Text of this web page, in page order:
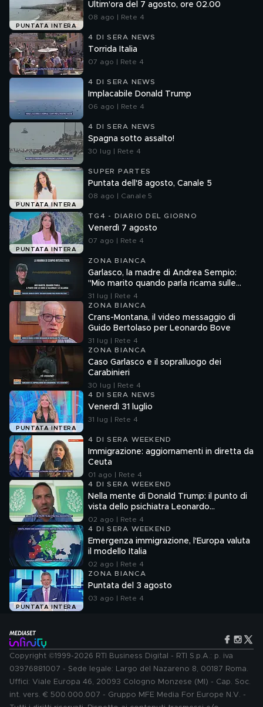
PUNTATA INTERA
Ultim'ora del 7 agosto, ore 02.00
08 ago | Rete 4
4 DI SERA NEWS
Torrida Italia
07 ago | Rete 4
4 DI SERA NEWS
Implacabile Donald Trump
06 ago | Rete 4
4 DI SERA NEWS
Spagna sotto assalto!
30 lug | Rete 4
PUNTATA INTERA
SUPER PARTES
Puntata dell'8 agosto, Canale 5
08 ago | Canale 5
PUNTATA INTERA
TG4 - DIARIO DEL GIORNO
Venerdì 7 agosto
07 ago | Rete 4
ZONA BIANCA
Garlasco, la madre di Andrea Sempio:
"Mio marito quando parla ricama sulle
cose"
31 lug | Rete 4
ZONA BIANCA
Crans-Montana, il video messaggio di
Guido Bertolaso per Leonardo Bove
31 lug | Rete 4
ZONA BIANCA
Caso Garlasco e il sopralluogo dei
Carabinieri
30 lug | Rete 4
PUNTATA INTERA
4 DI SERA NEWS
Venerdì 31 luglio
31 lug | Rete 4
4 DI SERA WEEKEND
Immigrazione: aggiornamenti in diretta da
Ceuta
01 ago | Rete 4
4 DI SERA WEEKEND
Nella mente di Donald Trump: il punto di
vista dello psichiatra Leonardo
Mendolicchio
02 ago | Rete 4
4 DI SERA WEEKEND
Emergenza immigrazione, l'Europa valuta
il modello Italia
02 ago | Rete 4
PUNTATA INTERA
ZONA BIANCA
Puntata del 3 agosto
03 ago | Rete 4
Copyright ©1999-2026 RTI Business Digital - RTI S.p.A.: p. iva
03976881007 - Sede legale: Largo del Nazareno 8, 00187 Roma.
Uffici: Viale Europa 46, 20093 Cologno Monzese (MI) - Cap. Soc.
int. vers. € 500.000.007 - Gruppo MFE Media For Europe N.V. -